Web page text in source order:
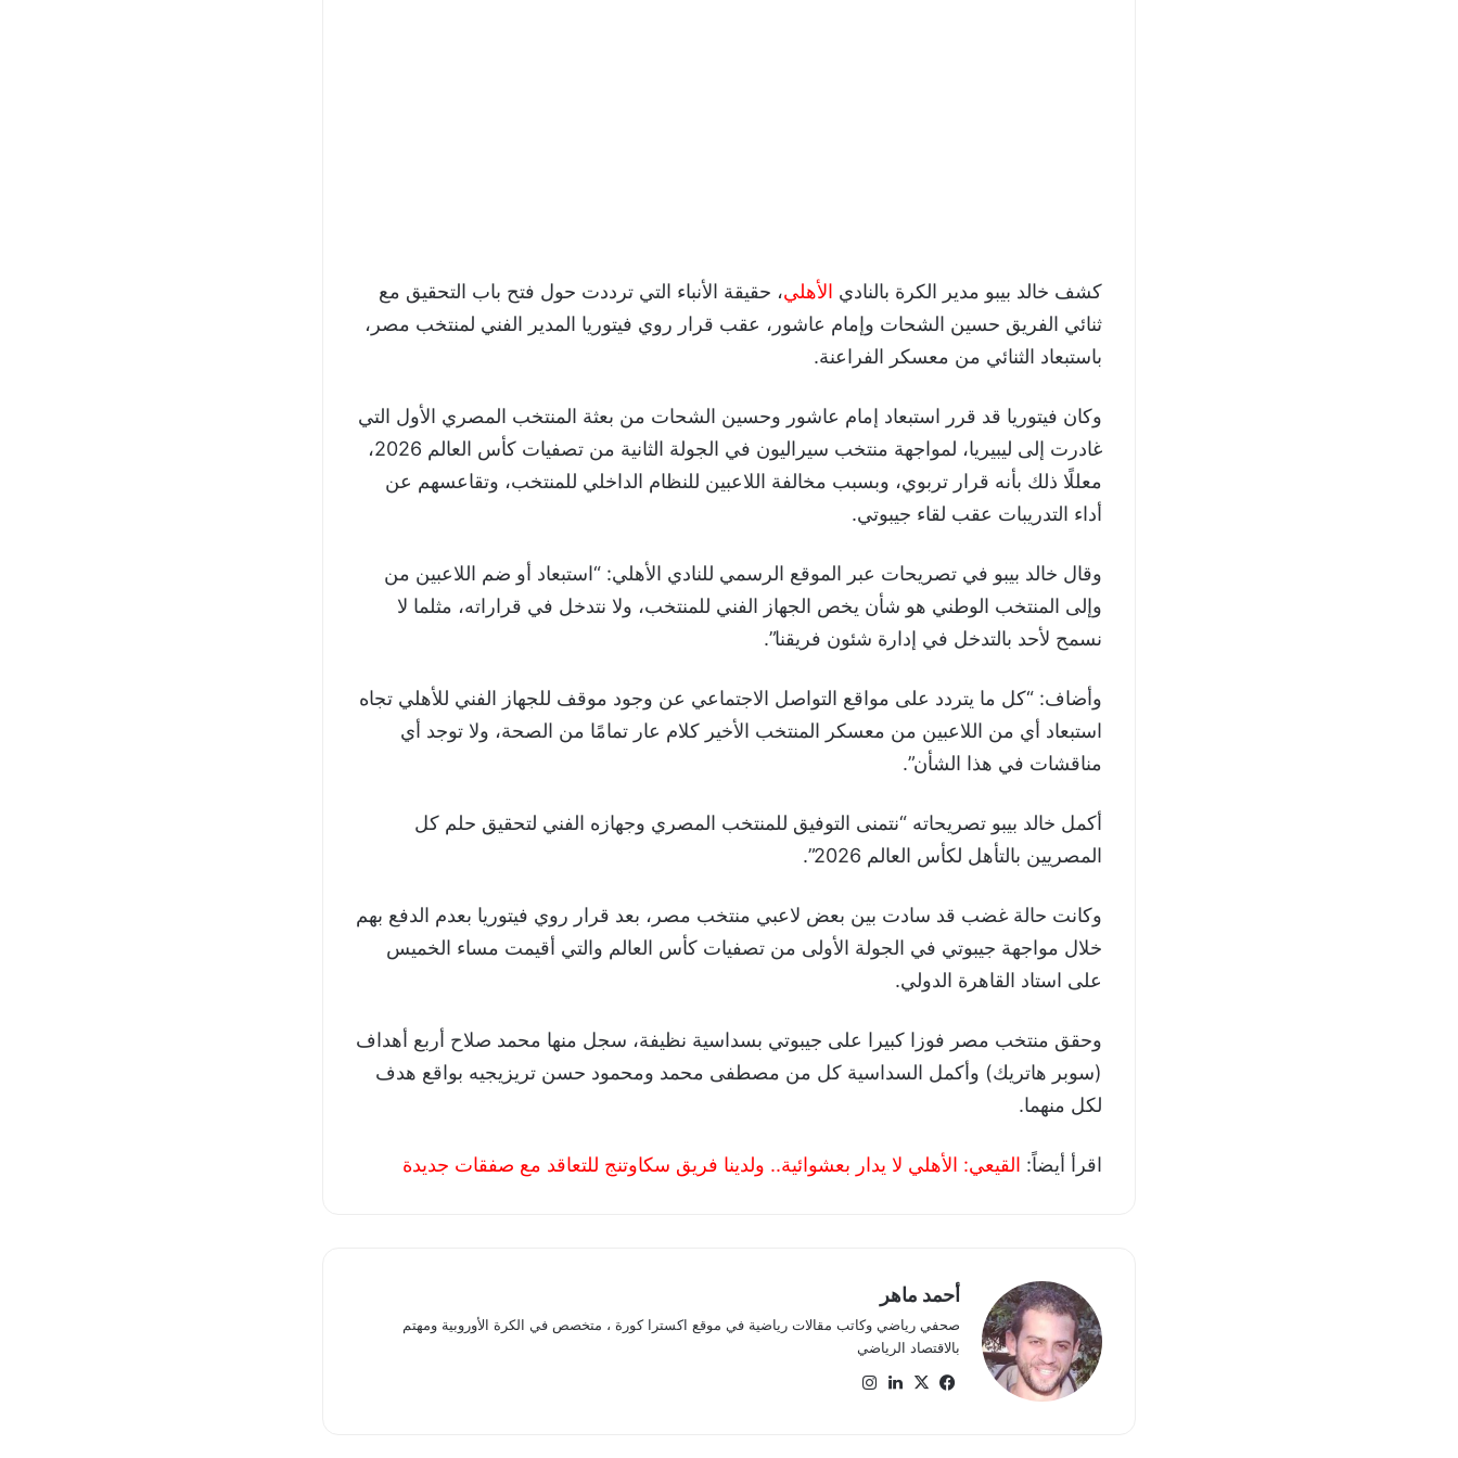
كشف خالد بيبو مدير الكرة بالنادي الأهلي، حقيقة الأنباء التي ترددت حول فتح باب التحقيق مع
ثنائي الفريق حسين الشحات وإمام عاشور، عقب قرار روي فيتوريا المدير الفني لمنتخب مصر،
باستبعاد الثنائي من معسكر الفراعنة.
وكان فيتوريا قد قرر استبعاد إمام عاشور وحسين الشحات من بعثة المنتخب المصري الأول التي
غادرت إلى ليبيريا، لمواجهة منتخب سيراليون في الجولة الثانية من تصفيات كأس العالم 2026،
معللًا ذلك بأنه قرار تربوي، وبسبب مخالفة اللاعبين للنظام الداخلي للمنتخب، وتقاعسهم عن
أداء التدريبات عقب لقاء جيبوتي.
وقال خالد بيبو في تصريحات عبر الموقع الرسمي للنادي الأهلي: “استبعاد أو ضم اللاعبين من
وإلى المنتخب الوطني هو شأن يخص الجهاز الفني للمنتخب، ولا نتدخل في قراراته، مثلما لا
نسمح لأحد بالتدخل في إدارة شئون فريقنا”.
وأضاف: “كل ما يتردد على مواقع التواصل الاجتماعي عن وجود موقف للجهاز الفني للأهلي تجاه
استبعاد أي من اللاعبين من معسكر المنتخب الأخير كلام عار تمامًا من الصحة، ولا توجد أي
مناقشات في هذا الشأن”.
أكمل خالد بيبو تصريحاته “نتمنى التوفيق للمنتخب المصري وجهازه الفني لتحقيق حلم كل
المصريين بالتأهل لكأس العالم 2026”.
وكانت حالة غضب قد سادت بين بعض لاعبي منتخب مصر، بعد قرار روي فيتوريا بعدم الدفع بهم
خلال مواجهة جيبوتي في الجولة الأولى من تصفيات كأس العالم والتي أقيمت مساء الخميس
على استاد القاهرة الدولي.
وحقق منتخب مصر فوزا كبيرا على جيبوتي بسداسية نظيفة، سجل منها محمد صلاح أربع أهداف
(سوبر هاتريك) وأكمل السداسية كل من مصطفى محمد ومحمود حسن تريزيجيه بواقع هدف
لكل منهما.
اقرأ أيضاً: القيعي: الأهلي لا يدار بعشوائية.. ولدينا فريق سكاوتنج للتعاقد مع صفقات جديدة
أحمد ماهر
صحفي رياضي وكاتب مقالات رياضية في موقع اكسترا كورة ، متخصص في الكرة الأوروبية ومهتم
بالاقتصاد الرياضي
في
‫X
لينك